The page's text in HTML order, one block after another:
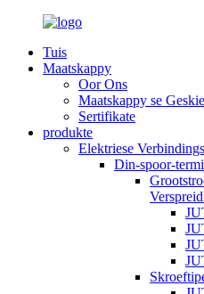
Tuis
Maatskappy
Oor Ons
Maatskappy se
Sertifikate
produkte
Elektriese
Din-spoor-